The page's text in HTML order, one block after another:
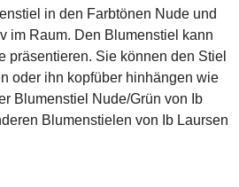
in den Farbtönen Nude und
im Raum. Den Blumenstiel kann
präsentieren. Sie können den Stiel
oder ihn kopfüber hinhängen wie
Blumenstiel Nude/Grün von Ib
Blumenstielen von Ib Laursen